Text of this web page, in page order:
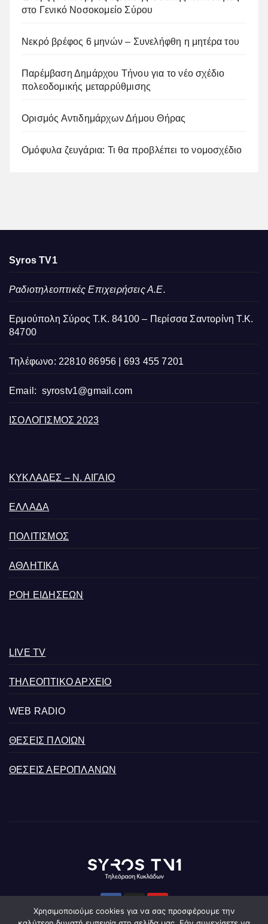
στο Γενικό Νοσοκομείο Σύρου
Νεκρό βρέφος 6 μηνών – Συνελήφθη η μητέρα του
Παρέμβαση Δημάρχου Τήνου για το νέο σχέδιο
πολεοδομικής μεταρρύθμισης
Ορισμός Αντιδημάρχων Δήμου Θήρας
Ομόφυλα ζευγάρια: Τι θα προβλέπει το νομοσχέδιο
Syros TV1
Ραδιοτηλεοπτικές Επιχειρήσεις Α.Ε.
Ερμούπολη Σύρος Τ.Κ. 84100 – Περίσσα Σαντορίνη Τ.Κ.
84700
Τηλέφωνο: 22810 86956 | 693 455 7201
Email: syrostv1@gmail.com
ΙΣΟΛΟΓΙΣΜΟΣ 2023
ΚΥΚΛΑΔΕΣ – Ν. ΑΙΓΑΙΟ
ΕΛΛΑΔΑ
ΠΟΛΙΤΙΣΜΟΣ
ΑΘΛΗΤΙΚΑ
ΡΟΗ ΕΙΔΗΣΕΩΝ
LIVE TV
ΤΗΛΕΟΠΤΙΚΟ ΑΡΧΕΙΟ
WEB RADIO
ΘΕΣΕΙΣ ΠΛΟΙΩΝ
ΘΕΣΕΙΣ ΑΕΡΟΠΛΑΝΩΝ
Χρησιμοποιούμε cookies για να σας προσφέρουμε την